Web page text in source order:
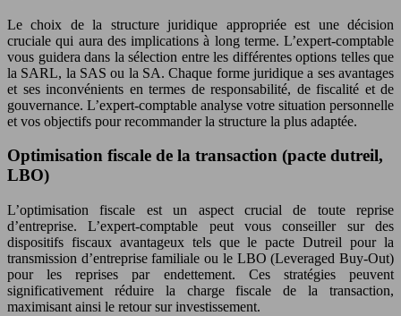
Le choix de la structure juridique appropriée est une décision
cruciale qui aura des implications à long terme. L’expert-comptable
vous guidera dans la sélection entre les différentes options telles que
la SARL, la SAS ou la SA. Chaque forme juridique a ses avantages
et ses inconvénients en termes de responsabilité, de fiscalité et de
gouvernance. L’expert-comptable analyse votre situation personnelle
et vos objectifs pour recommander la structure la plus adaptée.
Optimisation fiscale de la transaction (pacte dutreil,
LBO)
L’optimisation fiscale est un aspect crucial de toute reprise
d’entreprise. L’expert-comptable peut vous conseiller sur des
dispositifs fiscaux avantageux tels que le pacte Dutreil pour la
transmission d’entreprise familiale ou le LBO (Leveraged Buy-Out)
pour les reprises par endettement. Ces stratégies peuvent
significativement réduire la charge fiscale de la transaction,
maximisant ainsi le retour sur investissement.